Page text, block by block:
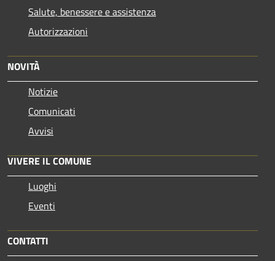
Salute, benessere e assistenza
Autorizzazioni
NOVITÀ
Notizie
Comunicati
Avvisi
VIVERE IL COMUNE
Luoghi
Eventi
CONTATTI